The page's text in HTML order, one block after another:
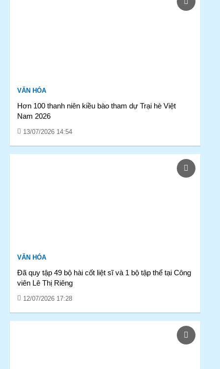
VĂN HÓA
Hơn 100 thanh niên kiều bào tham dự Trại hè Việt
Nam 2026
13/07/2026 14:54
VĂN HÓA
Đã quy tập 49 bộ hài cốt liệt sĩ và 1 bộ tập thể tại Công
viên Lê Thị Riêng
12/07/2026 17:28